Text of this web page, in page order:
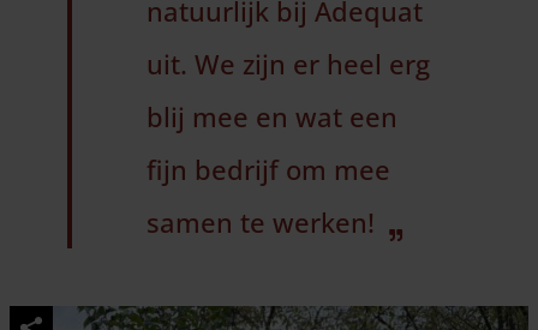
natuurlijk bij Adequat
uit. We zijn er heel erg
blij mee en wat een
fijn bedrijf om mee
samen te werken!